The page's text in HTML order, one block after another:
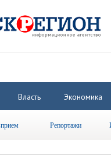
Власть Экономика
Репортажи